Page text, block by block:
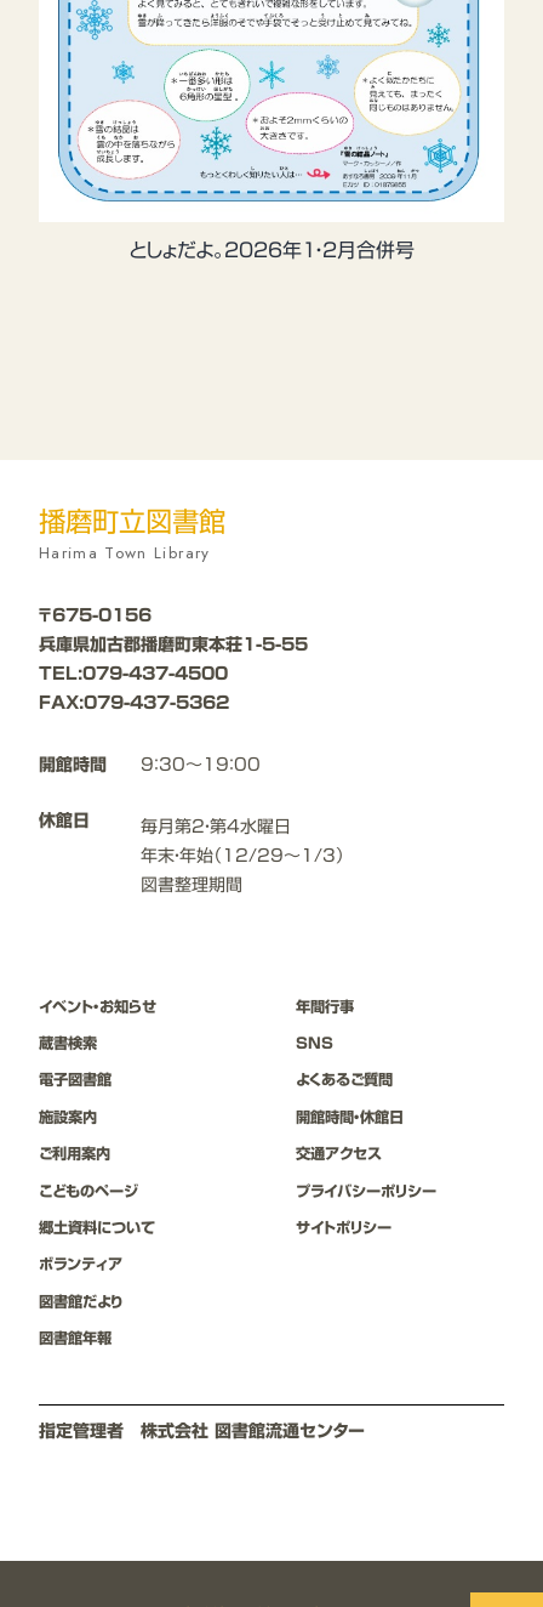
としょだよ。2026年1・2月合併号
播磨町立図書館
Harima Town Library
〒675-0156
兵庫県加古郡播磨町東本荘1-5-55
TEL:079-437-4500
FAX:079-437-5362
開館時間 9：30～19：00
休館日
毎月第2・第4水曜日
年末・年始（12/29～1/3）
図書整理期間
イベント・お知らせ
蔵書検索
電子図書館
施設案内
ご利用案内
こどものページ
郷⼟資料について
ボランティア
図書館だより
図書館年報
年間⾏事
SNS
よくあるご質問
開館時間・休館日
交通アクセス
プライバシーポリシー
サイトポリシー
指定管理者 株式会社 図書館流通センター